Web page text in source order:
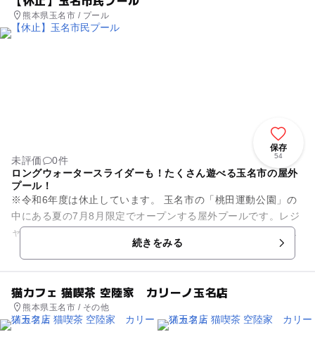
熊本県玉名市 / プール
保存
54
未評価
0件
ロングウォータースライダーも！たくさん遊べる玉名市の屋外
プール！
※令和6年度は休止しています。 玉名市の「桃田運動公園」の
中にある夏の7月8月限定でオープンする屋外プールです。レジ
ャープールにも負けないウォータースライダーもあり、長いチ
続きをみる
猫カフェ 猫喫茶 空陸家 カリーノ玉名店
熊本県玉名市 / その他